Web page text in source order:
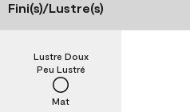
Fini(s)/Lustre(s)
Mat
Peu Lustré
Lustre Doux